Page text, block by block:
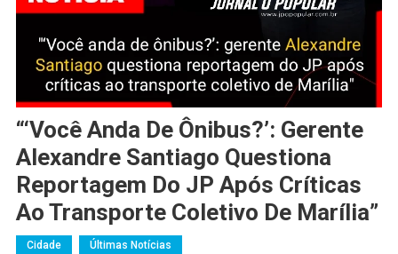
“‘Você Anda De Ônibus?’: Gerente
Alexandre Santiago Questiona
Reportagem Do JP Após Críticas
Ao Transporte Coletivo De Marília”
Cidade Últimas Notícias